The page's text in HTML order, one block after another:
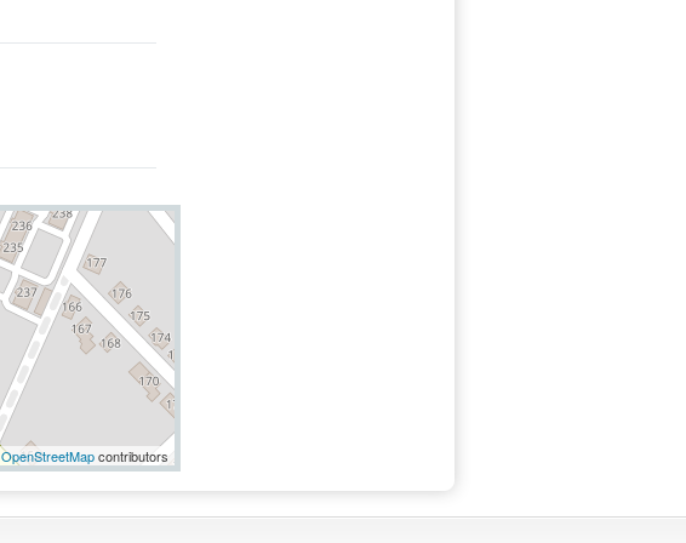
OpenStreetMapcontributors